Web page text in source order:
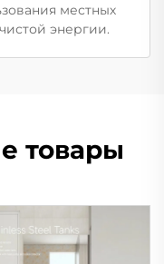
местных
энергии.
товары